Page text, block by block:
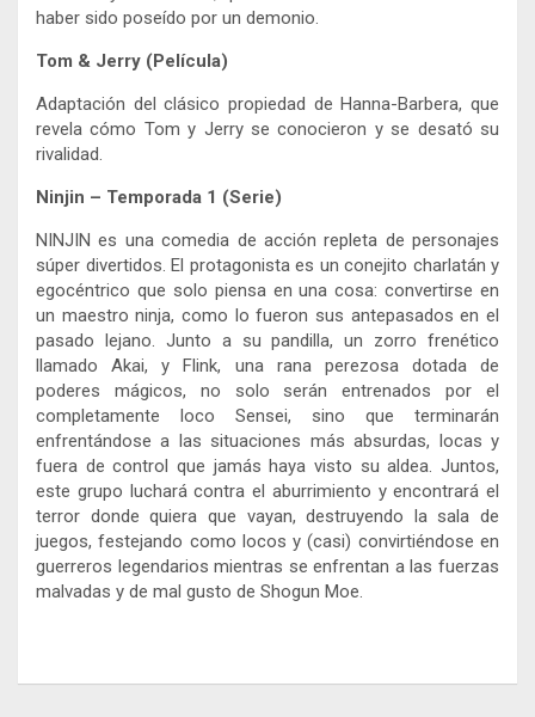
haber sido poseído por un demonio.
Tom & Jerry (Película)
Adaptación del clásico propiedad de Hanna-Barbera, que
revela cómo Tom y Jerry se conocieron y se desató su
rivalidad.
Ninjin – Temporada 1 (Serie)
NINJIN es una comedia de acción repleta de personajes
súper divertidos. El protagonista es un conejito charlatán y
egocéntrico que solo piensa en una cosa: convertirse en
un maestro ninja, como lo fueron sus antepasados en el
pasado lejano. Junto a su pandilla, un zorro frenético
llamado Akai, y Flink, una rana perezosa dotada de
poderes mágicos, no solo serán entrenados por el
completamente loco Sensei, sino que terminarán
enfrentándose a las situaciones más absurdas, locas y
fuera de control que jamás haya visto su aldea. Juntos,
este grupo luchará contra el aburrimiento y encontrará el
terror donde quiera que vayan, destruyendo la sala de
juegos, festejando como locos y (casi) convirtiéndose en
guerreros legendarios mientras se enfrentan a las fuerzas
malvadas y de mal gusto de Shogun Moe.